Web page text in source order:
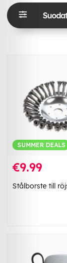
SUMMER DEALS
€9.99
Stålborste till